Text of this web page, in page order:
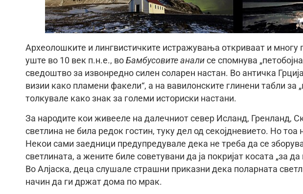
Археолошките и лингвистичките истражувања откриваат и многу
уште во 10 век п.н.е., во Бамбусовите анали се спомнува
сведоштво за извонредно силен соларен настан. Во античка
визии како пламени факели“, а на вавилонските глинени табли за
толкувале како знак за големи историски настани.
За народите кои живееле на далечниот север Исланд, Гренланд,
светлина не била редок гостин, туку дел од секојдневието. Но
Некои сами заедници предупредувале дека не треба да се зборува
светлината, а жените биле советувани да ја покријат косата „за
Во Алјаска, деца слушале страшни приказни дека поларната
начин да ги држат дома по мрак.